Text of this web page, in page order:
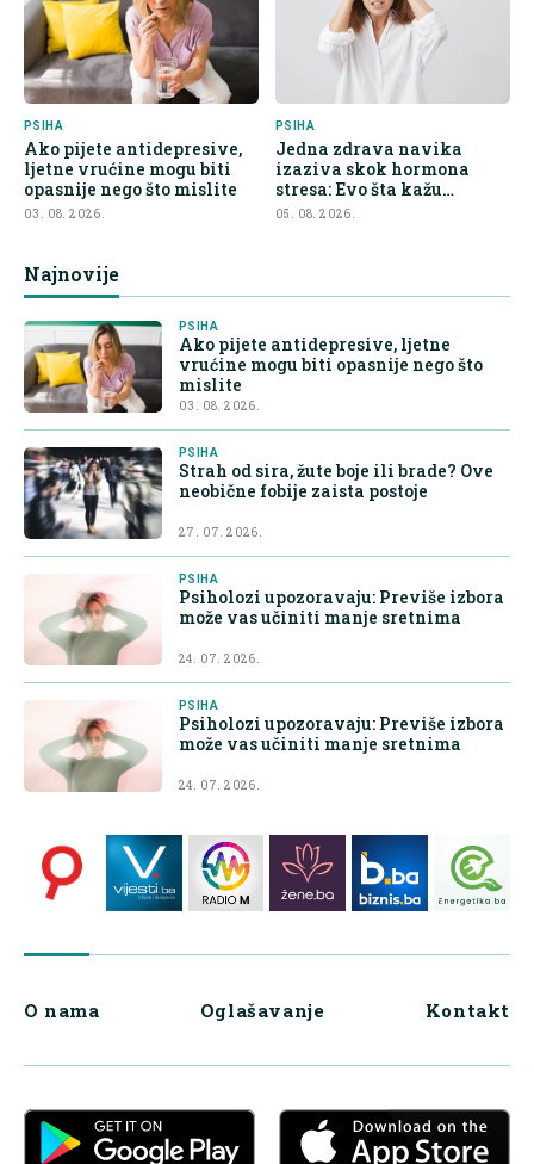
PSIHA
Ako pijete antidepresive,
ljetne vrućine mogu biti
opasnije nego što mislite
03. 08. 2026.
PSIHA
Jedna zdrava navika
izaziva skok hormona
stresa: Evo šta kažu
endokrinolozi
05. 08. 2026.
Najnovije
PSIHA
Ako pijete antidepresive, ljetne
vrućine mogu biti opasnije nego što
mislite
03. 08. 2026.
PSIHA
Strah od sira, žute boje ili brade? Ove
neobične fobije zaista postoje
27. 07. 2026.
PSIHA
Psiholozi upozoravaju: Previše izbora
može vas učiniti manje sretnima
24. 07. 2026.
PSIHA
Psiholozi upozoravaju: Previše izbora
može vas učiniti manje sretnima
24. 07. 2026.
O nama Oglašavanje Kontakt